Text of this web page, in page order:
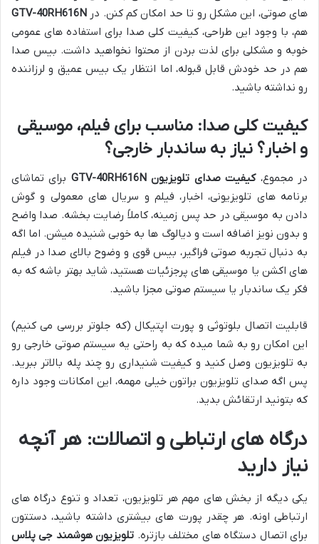
های صوتی، این مشکل رو تا حد امکان کم کنن. در GTV-40RH616N
هم، با وجود این طراحی، کیفیت کلی صدا برای استفاده های عمومی
خوبه و مشکلی برای لذت بردن از محتوا نخواهید داشت. بیس صدا
هم در حد خودش قابل قبوله، اما انتظار یک بیس عمیق و لرزاننده
رو نداشته باشید.
کیفیت کلی صدا: مناسب برای فیلم، موسیقی
و اخبار؟ نیاز به ساندبار خارجی؟
در مجموع،کیفیت صدای تلویزیون GTV-40RH616N
برای تماشای
برنامه های تلویزیونی، اخبار، فیلم و سریال های معمولی و گوش
دادن به موسیقی در حد پس زمینه، کاملاً رضایت بخشه. صدا واضح
و بدون نویز اضافه است و دیالوگ ها به خوبی شنیده میشن. اما اگه
به دنبال تجربه صوتی فراگیر، بیس قوی و وضوح بالای صدا در فیلم
های اکشن یا موسیقی های پرجزئیات هستید، شاید بهتر باشه که به
فکر یک ساندبار یا سیستم صوتی مجزا باشید.
قابلیت اتصال بلوتوثی و پورت اپتیکال (که جلوتر بررسی می کنیم)
این امکان رو به شما میده که به راحتی یه سیستم صوتی خارجی رو
به تلویزیون وصل کنید و کیفیت شنیداری رو چند پله بالاتر ببرید.
پس اگه صدای تلویزیون براتون خیلی مهمه، این امکانات وجود داره
که بتونید ارتقائش بدید.
درگاه های ارتباطی و اتصالات: هر آنچه
نیاز دارید
یکی دیگه از بخش های مهم هر تلویزیون، تعداد و تنوع درگاه های
ارتباطی اونه. هر چقدر پورت های بیشتری داشته باشید، دستتون
برای اتصال دستگاه های مختلف بازتره. تلویزیون هوشمند جی پلاس